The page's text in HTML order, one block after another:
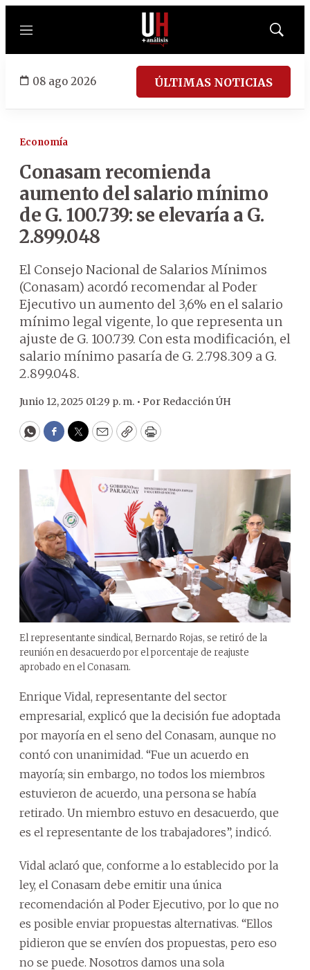
Menú
Mostrar
08 ago 2026 ÚLTIMAS NOTICIAS
Economía
Conasam recomienda
aumento del salario mínimo
de G. 100.739: se elevaría a G.
2.899.048
El Consejo Nacional de Salarios Mínimos
(Conasam) acordó recomendar al Poder
Ejecutivo un aumento del 3,6% en el salario
mínimo legal vigente, lo que representa un
ajuste de G. 100.739. Con esta modificación, el
salario mínimo pasaría de G. 2.798.309 a G.
2.899.048.
Junio 12, 2025 01:29 p. m. • Por Redacción ÚH
WhatsApp
Facebook
Twitter
EmailCopyPrint
El representante sindical, Bernardo Rojas, se retiró de la
reunión en desacuerdo por el porcentaje de reajuste
aprobado en el Conasam.
Enrique Vidal, representante del sector
empresarial, explicó que la decisión fue adoptada
por mayoría en el seno del Conasam, aunque no
contó con unanimidad. “Fue un acuerdo en
mayoría; sin embargo, no todos los miembros
estuvieron de acuerdo, una persona se había
retirado. Un miembro estuvo en desacuerdo, que
es el representante de los trabajadores”, indicó.
Vidal aclaró que, conforme a lo establecido por la
ley, el Conasam debe emitir una única
recomendación al Poder Ejecutivo, por lo que no
es posible enviar propuestas alternativas. “Ellos
pidieron que se envíen dos propuestas, pero eso
no se puede. Nosotros damos una sola